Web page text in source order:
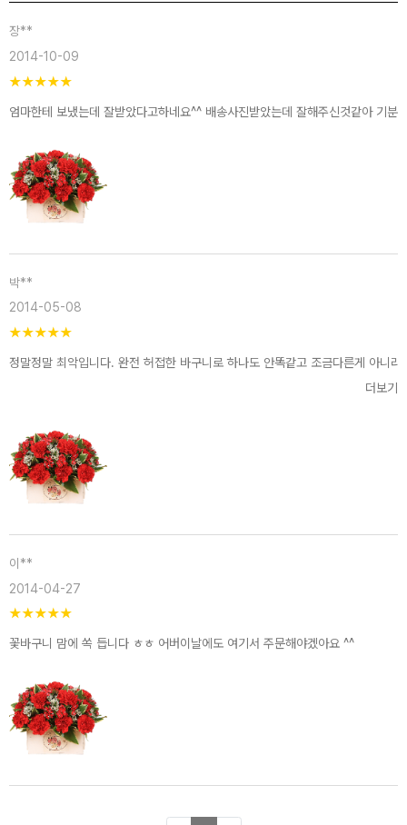
장**
2014-10-09
★★★★★
엄마한테 보냈는데 잘받았다고하네요^^ 배송사진받았는데 잘해주신것같아 기분
박**
2014-05-08
★★★★★
정말정말 최악입니다. 완전 허접한 바구니로 하나도 안똑같고 조금다른게 아니
더보기
이**
2014-04-27
★★★★★
꽃바구니 맘에 쏙 듭니다 ㅎㅎ 어버이날에도 여기서 주문해야겠아요 ^^